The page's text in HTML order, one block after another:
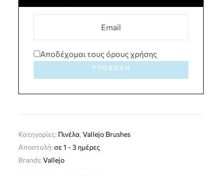
Αποδέχομαι τους όρους χρήσης
ΥΠΟΒΟΛΉ
Κατηγορίες: Πινέλα,Vallejo Brushes
Αποστολή:σε 1 - 3 ημέρες
Brands:Vallejo